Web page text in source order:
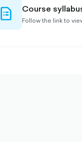
file-list-
outlined
Course
Follow the link to